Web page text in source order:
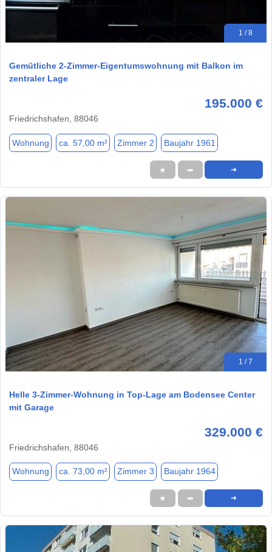
1 / 8
Gemütliche 2-Zimmer-Eigentumswohnung mit Balkon im
zentraler Lage
195.000 €
Friedrichshafen, 88046
Wohnung ca. 57,00 m² Zimmer 2 Baujahr 1961
★ ➦ ➜
1 / 7
Helle 3-Zimmer-Wohnung in Top-Lage am Bodensee Center
mit Garage
329.000 €
Friedrichshafen, 88046
Wohnung ca. 73,00 m² Zimmer 3 Baujahr 1964
★ ➦ ➜